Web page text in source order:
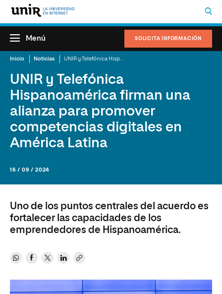
SOLICITA INFORMACIÓN
Menú
Inicio Noticias
UNIR y Telefónica
Hispanoamérica firman una
alianza para promover
competencias digitales en
América Latina
16 / 09 / 2024
Uno de los puntos centrales del acuerdo es
fortalecer las capacidades de los
emprendedores de Hispanoamérica.